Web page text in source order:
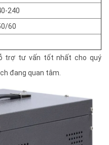
240
60
trợ tư vấn tốt nhất cho quý
đang quan tâm.